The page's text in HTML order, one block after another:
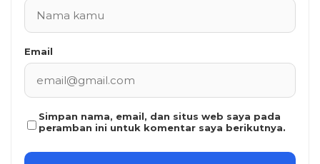
Email
Simpan nama, email, dan situs web saya pada
peramban ini untuk komentar saya berikutnya.